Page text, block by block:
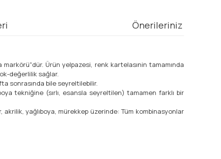
Önerileriniz
Ürün yelpazesi, renk kartelasınin tamamında
değerlilik sağlar.
sonrasında bile seyreltilebilir.
tekniğine (sırlı, esansla seyreltilen) tamamen farklı bir
yağlıboya, mürekkep üzerinde: Tüm kombinasyonlar